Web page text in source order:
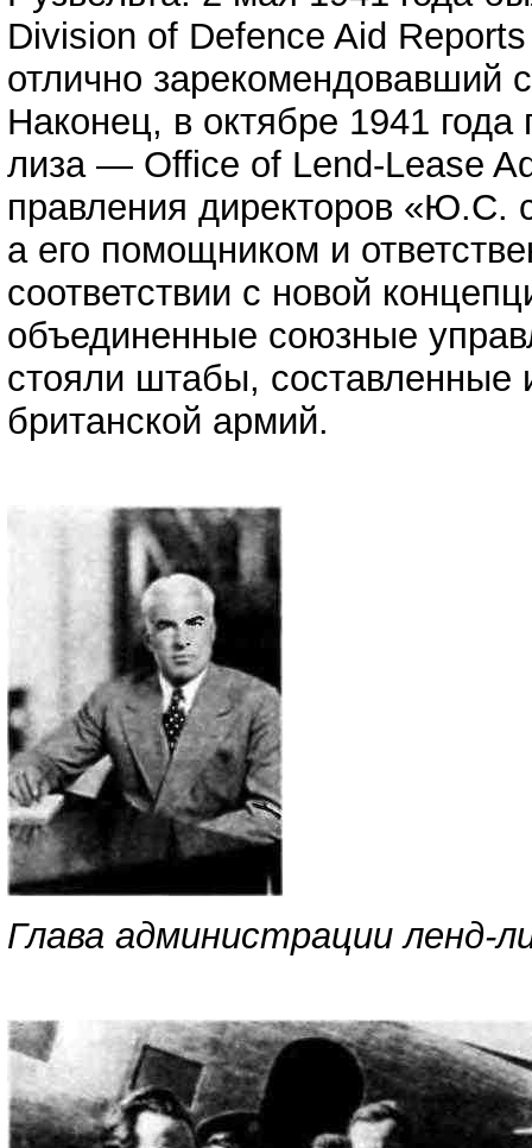
Division of Defence Aid
отлично зарекомендовавший
Наконец, в октябре 1941
лиза — Office of Lend-Lease
правления директоров «Ю.С.
а его помощником и
соответствии с новой
объединенные союзные
стояли штабы, составленные
британской армий.
Глава администрации ленд-